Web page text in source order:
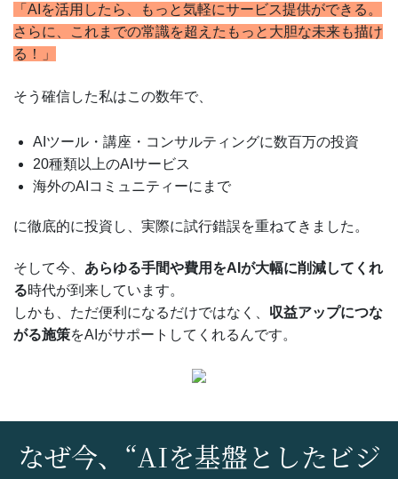
「AIを活用したら、もっと気軽にサービス提供ができる。
さらに、これまでの常識を超えたもっと大胆な未来も描け
る！」
そう確信した私はこの数年で、
AIツール・講座・コンサルティングに数百万の投資
20種類以上のAIサービス
海外のAIコミュニティーにまで
に徹底的に投資し、実際に試行錯誤を重ねてきました。
そして今、 あらゆる手間や費用をAIが大幅に削減してくれ
る時代が到来しています。
しかも、ただ便利になるだけではなく、 収益アップにつな
がる施策をAIがサポートしてくれるんです。
なぜ今、“AIを基盤としたビジ